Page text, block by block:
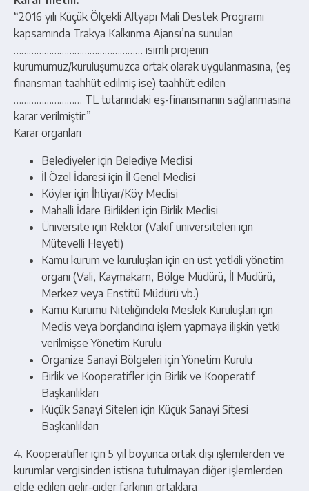
“2016 yılı Küçük Ölçekli Altyapı Mali Destek Programı
kapsamında Trakya Kalkınma Ajansı’na sunulan
…………………………………………… isimli projenin
kurumumuz/kuruluşumuzca ortak olarak uygulanmasına, (eş
finansman taahhüt edilmiş ise) taahhüt edilen
……………………… TL tutarındaki eş-finansmanın sağlanmasına
karar verilmiştir.”
Karar organları
Belediyeler için Belediye Meclisi
İl Özel İdaresi için İl Genel Meclisi
Köyler için İhtiyar/Köy Meclisi
Mahalli İdare Birlikleri için Birlik Meclisi
Üniversite için Rektör (Vakıf üniversiteleri için
Mütevelli Heyeti)
Kamu kurum ve kuruluşları için en üst yetkili yönetim
organı (Vali, Kaymakam, Bölge Müdürü, İl Müdürü,
Merkez veya Enstitü Müdürü vb.)
Kamu Kurumu Niteliğindeki Meslek Kuruluşları için
Meclis veya borçlandırıcı işlem yapmaya ilişkin yetki
verilmişse Yönetim Kurulu
Organize Sanayi Bölgeleri için Yönetim Kurulu
Birlik ve Kooperatifler için Birlik ve Kooperatif
Başkanlıkları
Küçük Sanayi Siteleri için Küçük Sanayi Sitesi
Başkanlıkları
4. Kooperatifler için 5 yıl boyunca ortak dışı işlemlerden ve
kurumlar vergisinden istisna tutulmayan diğer işlemlerden
elde edilen gelir-gider farkının ortaklara